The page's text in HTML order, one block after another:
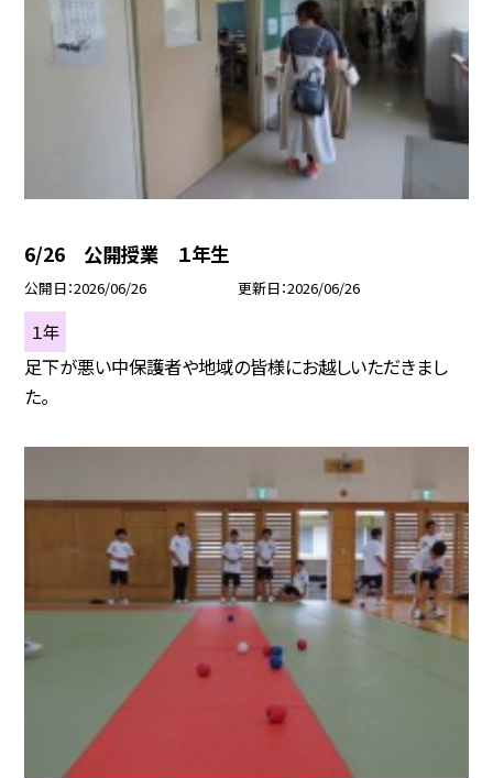
6/26 公開授業 １年生
公開日 2026/06/26 更新日 2026/06/26
１年
足下が悪い中保護者や地域の皆様にお越しいただきまし
た。